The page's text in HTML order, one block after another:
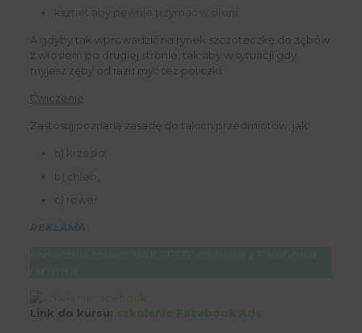
A gdyby tak wprowadzić na rynek szczoteczkę do zębów
z włosiem po drugiej stronie, tak aby w sytuacji gdy
myjesz zęby od razu myć też policzki.
Ćwiczenie
Zastosuj poznaną zasadę do takich przedmiotów, jak:
REKLAMA
Link do kursu: